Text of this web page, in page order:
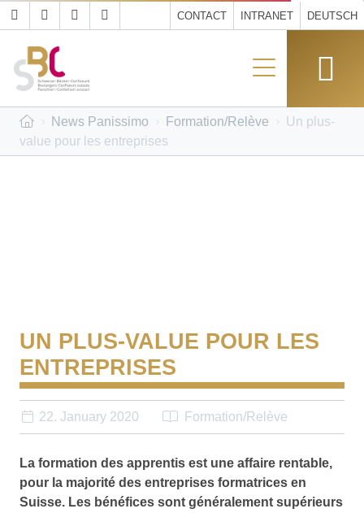
CONTACT INTRANET DEUTSCH
News Panissimo Formation/Relève
Un plus-
value pour les entreprises
UN PLUS-VALUE POUR LES
ENTREPRISES
22. January 2020 Formation/Relève
La formation des apprentis est une affaire rentable,
pour la majorité des entreprises formatrices en
Suisse. Les bénéfices sont généralement supérieurs